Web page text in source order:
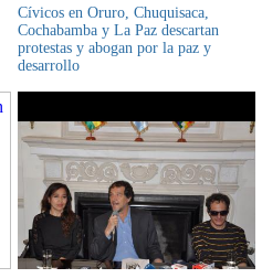
Cívicos en Oruro, Chuquisaca,
Cochabamba y La Paz descartan
protestas y abogan por la paz y
desarrollo